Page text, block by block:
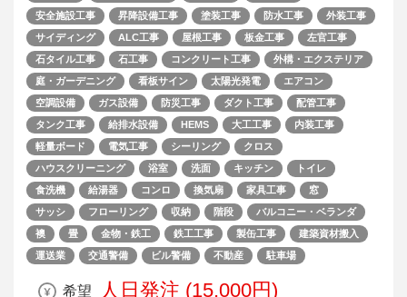
安全施設工事
昇降設備工事 塗装工事 防水工事
外装工事
サイディング
ALC工事 屋根工事 板金工事
左官工事
石タイル工事
石工事 コンクリート工事
外構・エクステリア
庭・ガーデニング
看板サイン 太陽光発電
エアコン
空調設備
ガス設備 防災工事 ダクト工事
配管工事
タンク工事
給排水設備 HEMS 大工工事
内装工事
軽量ボード
電気工事 シーリング
クロス
ハウスクリーニング
浴室 洗面 キッチン
トイレ
食洗機
給湯器 コンロ 換気扇 家具工事
窓
サッシ
フローリング 収納 階段
バルコニー・ベランダ
襖
畳 金物・鉄工 鉄工工事 製缶工事
建築資材搬入
運送業
交通警備 ビル警備 不動産 駐車場
希望 人日発注 (15,000円)